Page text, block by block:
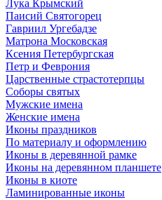
Лука Крымский
Паисий Святогорец
Гавриил Ургебадзе
Матрона Московская
Ксения Петербургская
Петр и Феврония
Царственные страстотерпцы
Соборы святых
Мужские имена
Женские имена
Иконы праздников
По материалу и оформлению
Иконы в деревянной рамке
Иконы на деревянном планшете
Иконы в киоте
Ламинированные иконы